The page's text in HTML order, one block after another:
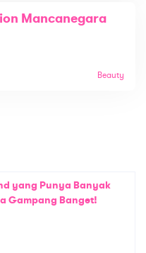
Mancanegara
Beauty
yang Punya Banyak
Gampang Banget!